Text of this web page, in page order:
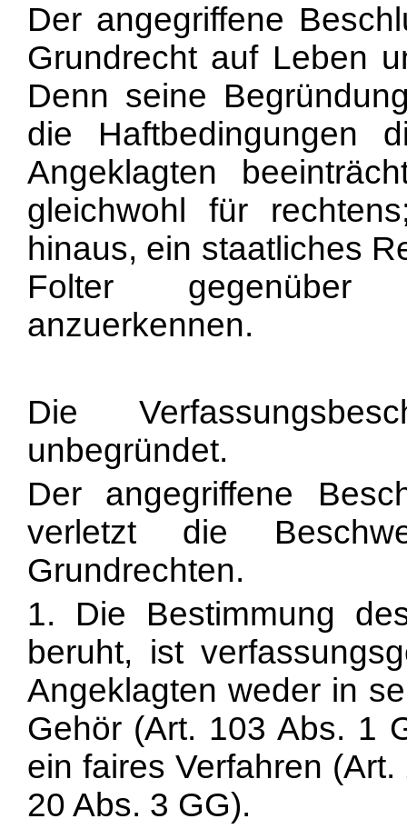
Der angegriffene
Grundrecht auf Leben
Denn seine
die Haftbedingungen
Angeklagten
gleichwohl für
hinaus, ein staatliches
Folter gegenüber
anzuerkennen.
Die
unbegründet.
Der angegriffene
verletzt die
Grundrechten.
1. Die Bestimmung
beruht, ist
Angeklagten weder in
Gehör (Art. 103 Abs. 1
ein faires Verfahren
20 Abs. 3 GG).